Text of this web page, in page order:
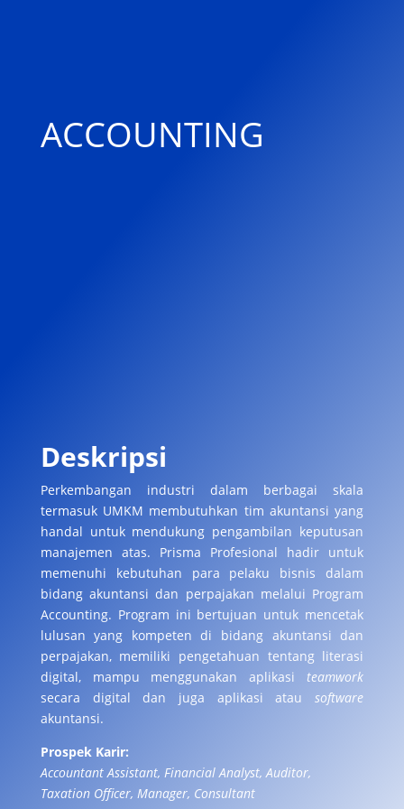
ACCOUNTING
Deskripsi
Perkembangan industri dalam berbagai skala
termasuk UMKM membutuhkan tim akuntansi yang
handal untuk mendukung pengambilan keputusan
manajemen atas. Prisma Profesional hadir untuk
memenuhi kebutuhan para pelaku bisnis dalam
bidang akuntansi dan perpajakan melalui Program
Accounting. Program ini bertujuan untuk mencetak
lulusan yang kompeten di bidang akuntansi dan
perpajakan, memiliki pengetahuan tentang literasi
digital, mampu menggunakan aplikasi teamwork
secara digital dan juga aplikasi atausoftware
akuntansi.
Prospek Karir:
Accountant Assistant, Financial Analyst, Auditor,
Taxation Officer, Manager, Consultant